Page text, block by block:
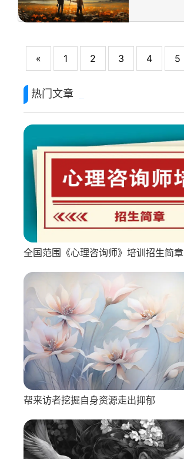
« 1 2 3 4 5
热门文章
全国范围《心理咨询师》培训招生简章
帮来访者挖掘自身资源走出抑郁